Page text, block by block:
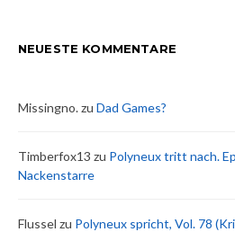
NEUESTE KOMMENTARE
Missingno.zu Dad Games?
Timberfox13 zu Polyneux tritt nach.
Nackenstarre
Flussel zu Polyneux spricht, Vol. 78